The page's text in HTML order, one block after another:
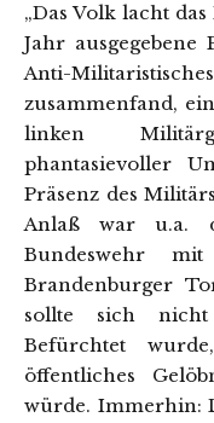
„Das Volk lacht
Jahr
Anti-
zusammenfand,
linken
phantasievoller
Präsenz des
Anlaß war u.a.
Bundeswehr
Brandenburger
sollte sich
Befürchtet
öffentliches
würde. Immerhin: